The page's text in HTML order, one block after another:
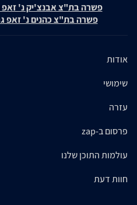
פשרה בת"צ אבנצ'יק נ' זאפ גרופ
פשרה בת"צ כהנים נ' זאפ גרופ (ת"צ
אודות
שימושי
עזרה
פרסום ב-zap
עולמות התוכן שלנו
חוות דעת